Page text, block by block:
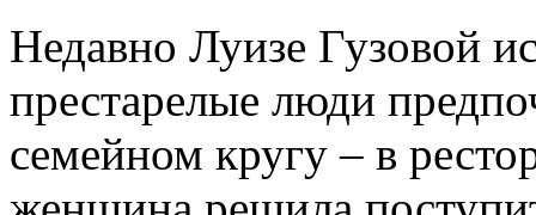
Недавно Луизе Гузовой
престарелые люди
семейном кругу – в